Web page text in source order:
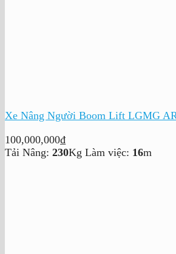
Xe Nâng Người Boom Lift LGMG
100,000,000₫
Tải Nâng: 230Kg Làm việc: 16m